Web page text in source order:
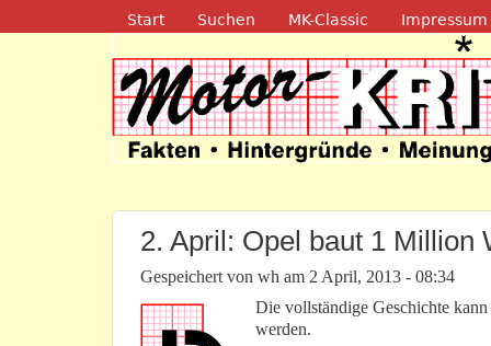
Navigation
Start Suchen MK-Classic Impressum
Motor-
2. April: Opel baut 1 Million
Gespeichert von wh am 2 April, 2013 - 08:34
Die vollständige Geschichte
werden.